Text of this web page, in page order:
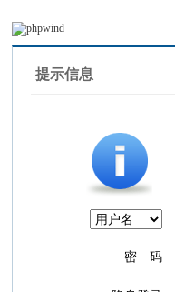
提示信息
密 码